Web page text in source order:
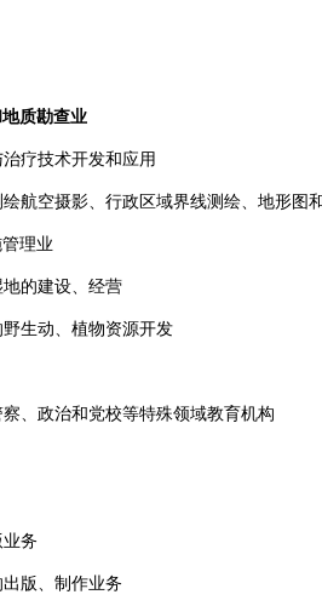
质勘查业
疗技术开发和应用
航空摄影、行政区域界线测绘、地形图
理业
的建设、经营
生动、植物资源开发
、政治和党校等特殊领域教育机构
务
版、制作业务